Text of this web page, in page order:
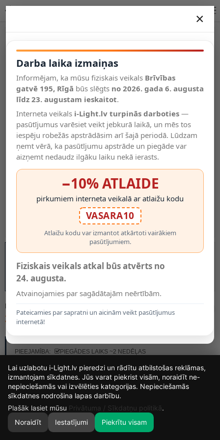
Salīdzināt
Vēlmju
saraksts
Valodas
0
MODELIS:
300.50€
PIEEJAMĪBA:
PIEGĀDES LAIKS ~2 NEDĒĻAS
×
Darba laika izmaiņas
Informējam, ka mūsu fiziskais veikals Brīvības
gatvē 195, Rīgā būs slēgts no 2026. gada 6. augusta
līdz 23. augustam ieskaitot.
Interneta veikals i-Light.lv turpinās darboties —
pasūtījumus varēsiet veikt jebkurā laikā, un mēs tos
iespēju robežās apstrādāsim arī šajā periodā. Lūdzam
ņemt vērā, ka pasūtījumu apstrāde un piegāde var
aizņemt nedaudz ilgāku laiku nekā ierasts.
−10% ATLAIDE
pirkumiem interneta veikalā ar atlaižu kodu
VASARA10
Atlaižu kodu var izmantot atkārtoti vairākiem
pasūtījumiem.
Fiziskais veikals atkal būs atvērts no
24. augusta.
Atvainojamies par sagādātajām neērtībām.
Pateicamies par sapratni un aicinām veikt pasūtījumus
internetā!
14
DIENAS
2
STUNDAS
18
MIN.
23
Lai uzlabotu i-Light.lv pieredzi un rādītu atbilstošas reklāmas,
izmantojam sīkdatnes. Jūs varat piekrist visām, noraidīt ne-
nepieciešamās vai izvēlēties kategorijas. Nepieciešamās
sīkdatnes nodrošina lapas darbību.
Plašāk lasiet mūsu Privātuma / Sīkdatņu politikā.
Noraidīt
Iestatījumi Piekrītu visam